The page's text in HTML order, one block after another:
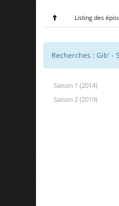
Listing des
Recherches : Gib' -
Saison 1 (2014)
Saison 2 (2019)